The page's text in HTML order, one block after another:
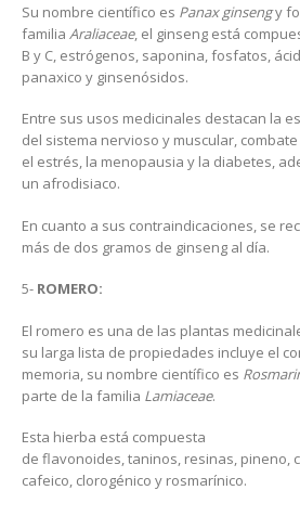
Su nombre científico es Panax ginsengy
familia Araliaceae, el ginseng está
B y C, estrógenos, saponina, fosfatos,
panaxico y ginsenósidos.
Entre sus usos medicinales destacan la
del sistema nervioso y muscular,
el estrés, la menopausia y la diabetes,
un afrodisiaco.
En cuanto a sus contraindicaciones, se
más de dos gramos de ginseng al día.
5- ROMERO:
El romero es una de las plantas
su larga lista de propiedades incluye el
memoria, su nombre científico es
parte de la familia Lamiaceae.
Esta hierba está compuesta
de flavonoides, taninos, resinas, pineno,
cafeico, clorogénico y rosmarínico.